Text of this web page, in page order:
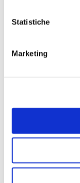
Statistiche
Marketing